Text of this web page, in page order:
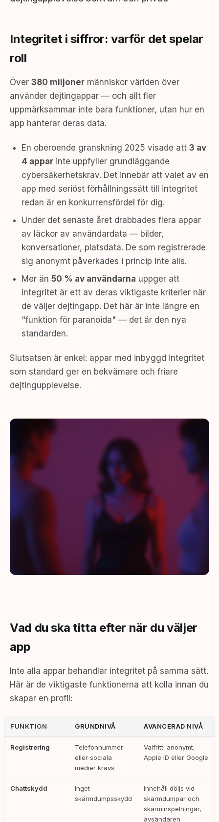
Integritet i siffror: varför det spelar
roll
Över 380 miljoner människor världen över
använder dejtingappar — och allt fler
uppmärksammar inte bara funktioner, utan hur en
app hanterar deras data.
En oberoende granskning 2025 visade att 3 av
4 appar inte uppfyller grundläggande
cybersäkerhetskrav. Det innebär att valet av en
app med seriöst förhållningssätt till integritet
redan är en konkurrensfördel för dig.
Under det senaste året drabbades flera appar
av läckor av användardata — bilder,
konversationer, platsdata. De som registrerade
sig anonymt påverkades i princip inte alls.
Mer än 50 % av användarna uppger att
integritet är ett av deras viktigaste kriterier när
de väljer dejtingapp. Det här är inte längre en
"funktion för paranoida" — det är den nya
standarden.
Slutsatsen är enkel: appar med inbyggd integritet
som standard ger en bekvämare och friare
dejtingupplevelse.
Vad du ska titta efter när du väljer
app
Inte alla appar behandlar integritet på samma sätt.
Här är de viktigaste funktionerna att kolla innan du
skapar en profil:
FUNKTION GRUNDNIVÅ AVANCERAD NIVÅ
Registrering
Telefonnummer
eller sociala
medier krävs
Valfritt: anonymt,
Apple ID eller Google
Chattskydd
Inget
skärmdumpsskydd
Innehåll döljs vid
skärmdumpar och
skärminspelningar,
avsändaren